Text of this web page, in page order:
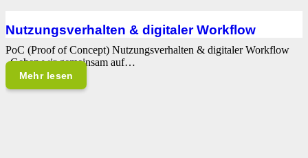
Nutzungsverhalten & digitaler Workflow
PoC (Proof of Concept) Nutzungsverhalten & digitaler Workflow
„Gehen wir gemeinsam auf…
Mehr lesen